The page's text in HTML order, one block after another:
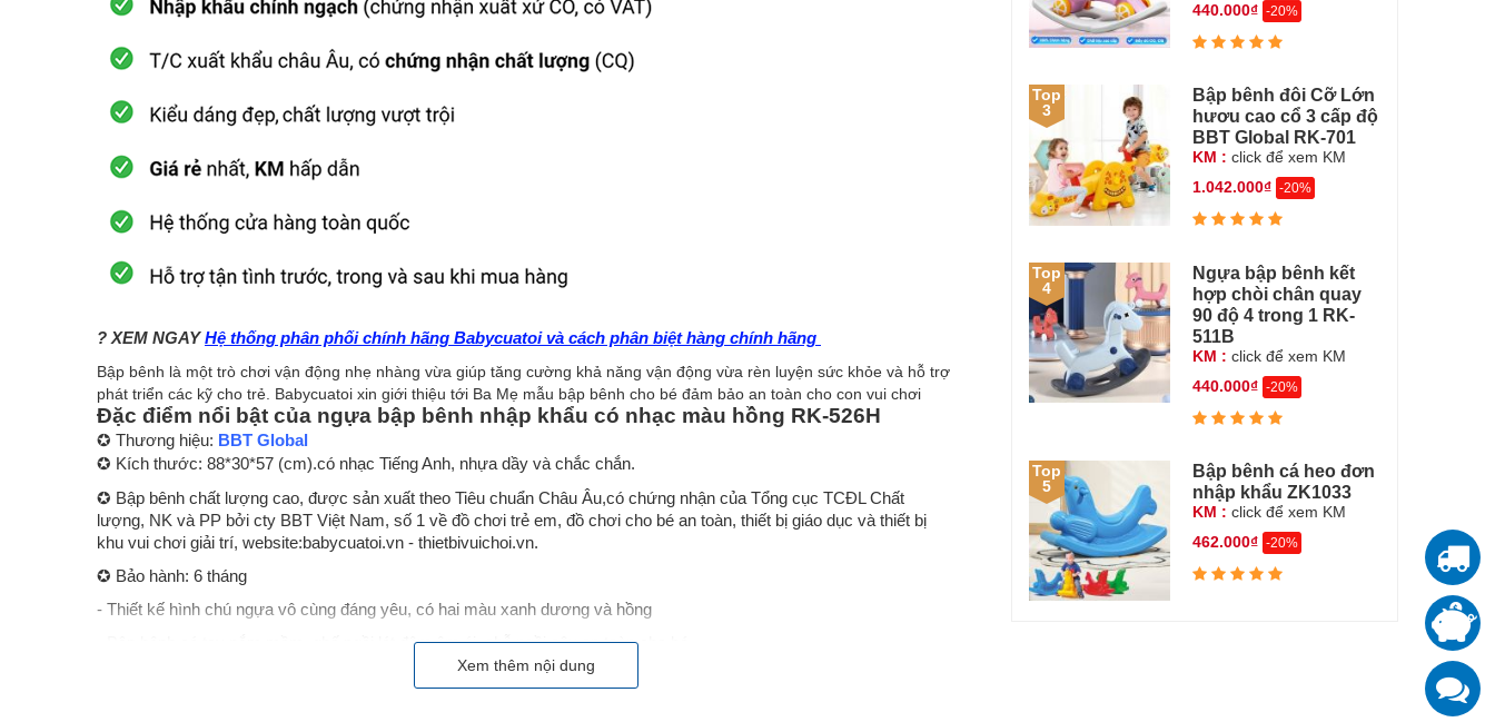
? XEM NGAYHệ thống phân phối chính hãng Babycuatoi và cách phân biệt hàng chính hãng
Bập bênh là một trò chơi vận động nhẹ nhàng vừa giúp tăng cường khả năng vận động vừa rèn luyện sức khỏe và hỗ trợ
phát triển các kỹ cho trẻ. Babycuatoi xin giới thiệu tới Ba Mẹ mẫu bập bênh cho bé đảm bảo an toàn cho con vui chơi
Đặc điểm nổi bật của ngựa bập bênh nhập khẩu có nhạc màu hồng RK-526H
✪ Thương hiệu: BBT Global
✪ Kích thước: 88*30*57 (cm).có nhạc Tiếng Anh, nhựa dầy và chắc chắn.
✪ Bập bênh chất lượng cao, được sản xuất theo Tiêu chuẩn Châu Âu,có chứng nhận của Tổng cục TCĐL Chất
lượng, NK và PP bởi cty BBT Việt Nam, số 1 về đồ chơi trẻ em, đồ chơi cho bé an toàn, thiết bị giáo dục và thiết bị
khu vui chơi giải trí, website:babycuatoi.vn - thietbivuichoi.vn.
✪ Bảo hành: 6 tháng
- Thiết kế hình chú ngựa vô cùng đáng yêu, có hai màu xanh dương và hồng
- Bập bênh có tay nắm mềm, ghế ngồi lót đệm êm ái, chỗ ngồi sâu an toàn cho bé
Hàn Quốcđảm dày dặn và không bị phải màu, đảm bảo an toàn cho trẻ nhỏ.
Xem thêm nội dung
440.000₫ -20%
Top
3
Bập bênh đôi Cỡ Lớn
hươu cao cổ 3 cấp độ
BBT Global RK-701
KM : click để xem KM
1.042.000₫ -20%
Top
4
Ngựa bập bênh kết
hợp chòi chân quay
90 độ 4 trong 1 RK-
511B
KM : click để xem KM
440.000₫ -20%
Top
5
Bập bênh cá heo đơn
nhập khẩu ZK1033
KM : click để xem KM
462.000₫ -20%